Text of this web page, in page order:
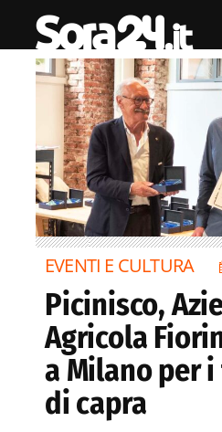
EVENTI E CULTURA
Picinisco,
Agricola
a Milano per
di capra